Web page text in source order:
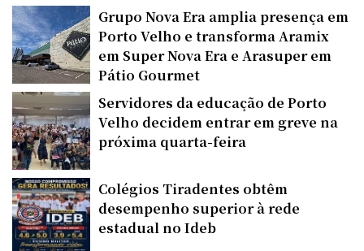
Grupo Nova Era amplia presença em
Porto Velho e transforma Aramix
em Super Nova Era e Arasuper em
Pátio Gourmet
Servidores da educação de Porto
Velho decidem entrar em greve na
próxima quarta-feira
Colégios Tiradentes obtêm
desempenho superior à rede
estadual no Ideb